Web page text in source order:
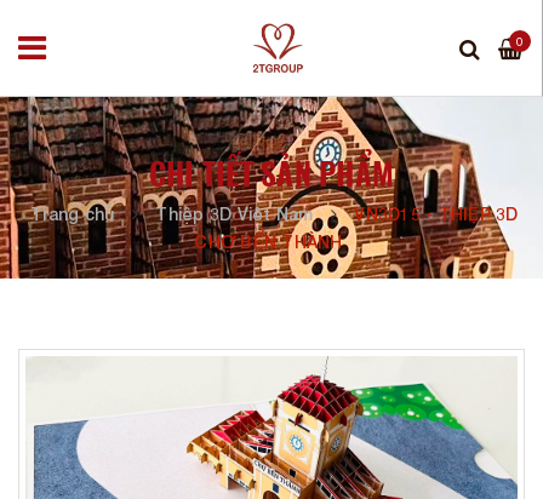
0
CHI TIẾT SẢN PHẨM
Trang chủ Thiệp 3D Việt Nam
VN3D15 - THIỆP 3D
CHỢ BẾN THÀNH